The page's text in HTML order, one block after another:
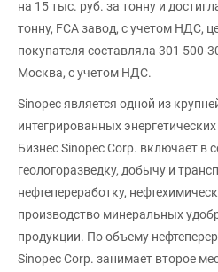
на 15 тыс. руб. за тонну и
тонну, FCA завод, с учетом НДС,
покупателя составляла 301 500-
Москва, с учетом НДС.
Sinopec является одной из
интегрированных
Бизнес Sinopec Corp. включает в
геологоразведку, добычу и
нефтепереработку,
производство минеральных
продукции. По объему
Sinopec Corp. занимает второе